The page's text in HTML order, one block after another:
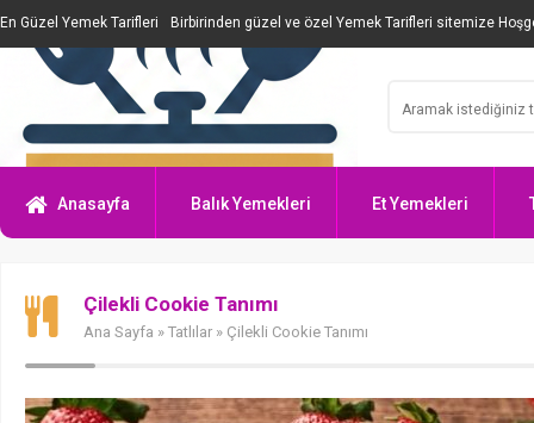
En Güzel Yemek Tarifleri Birbirinden güzel ve özel Yemek Tarifleri sitemize
Anasayfa Balık Yemekleri Et Yemekleri
Çilekli Cookie Tanımı
Ana Sayfa » Tatlılar » Çilekli Cookie Tanımı